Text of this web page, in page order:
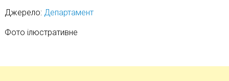
Джерело: Департамент
Фото ілюстративне